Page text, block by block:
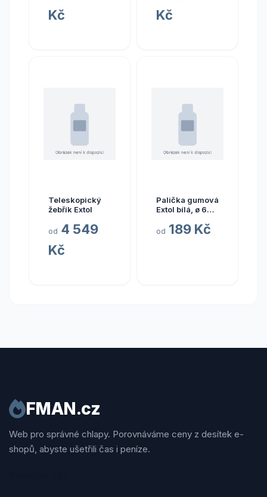
Kč
Kč
Teleskopický
žebřík Extol
od 4 549
Kč
Palička gumová
Extol bílá, ø 60
od 189 Kč
FMAN.cz
Web pro správné chlapy. Porovnáváme ceny z desítek e-
shopů, abyste ušetřili čas i peníze.